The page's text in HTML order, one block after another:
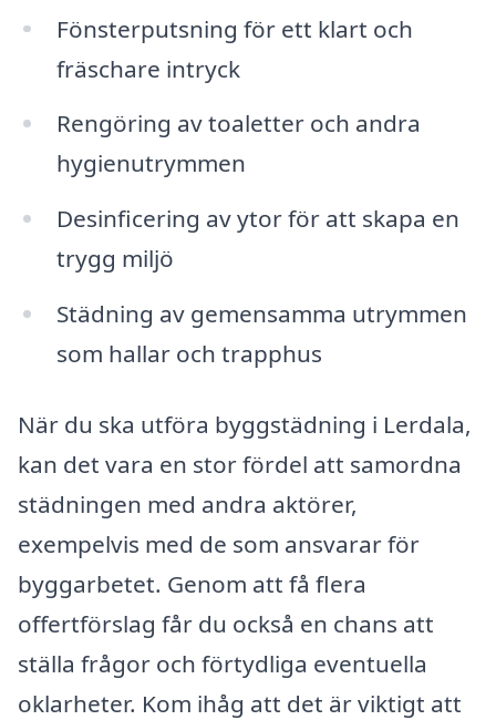
Fönsterputsning för ett klart och
fräschare intryck
Rengöring av toaletter och andra
hygienutrymmen
Desinficering av ytor för att skapa en
trygg miljö
Städning av gemensamma utrymmen
som hallar och trapphus
När du ska utföra byggstädning i Lerdala,
kan det vara en stor fördel att samordna
städningen med andra aktörer,
exempelvis med de som ansvarar för
byggarbetet. Genom att få flera
offertförslag får du också en chans att
ställa frågor och förtydliga eventuella
oklarheter. Kom ihåg att det är viktigt att